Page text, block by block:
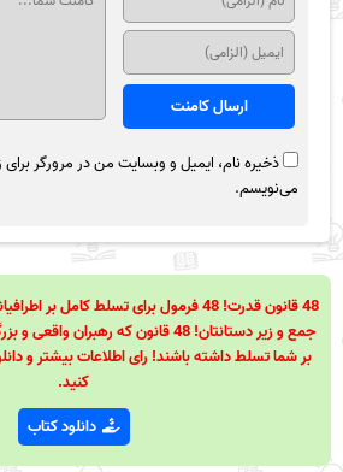
ذخیره نام، ایمیل و وبسایت من در مرورگر برای
می‌نویسم.
جمع و زیر دستانتان! 48 قانون که
بر شما تسلط داشته باشند! رای اطلاعات بیشتر و
کنید.
دانلود کتاب